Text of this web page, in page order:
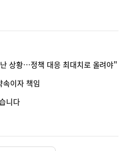
상황…정책 대응 최대치로 올려야"
이자 책임
니다